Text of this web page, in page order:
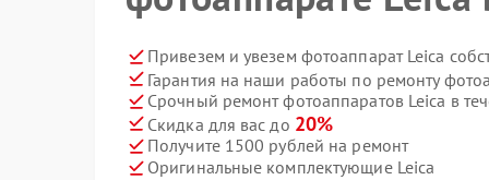
Привезем и увезем фотоаппарат Leica
Гарантия на наши работы по ремонту
Срочный ремонт фотоаппаратов Leica в
Скидка для вас до 20%
Получите 1500 рублей на ремонт
Оригинальные комплектующие Leica